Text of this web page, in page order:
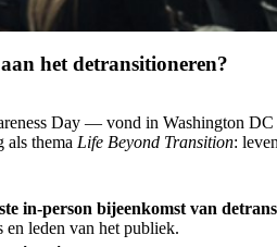
het detransitioneren?
Day — vond in Washington DC
als thema Life Beyond Transition:
in-person bijeenkomst van
en leden van het publiek.